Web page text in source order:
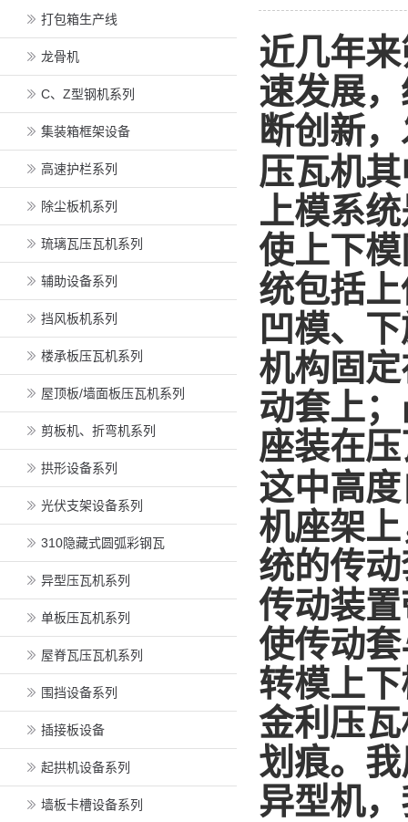
近几年
速发展
断创新
压瓦机
上模系
使上下
统包括
凹模、
机构固
动套上
座装在
这中高
机座架
统的传
传动装
使传动
转模上
金利压
划痕。
异型机
打包箱生产线
龙骨机
C、Z型钢机系列
集装箱框架设备
高速护栏系列
除尘板机系列
琉璃瓦压瓦机系列
辅助设备系列
挡风板机系列
楼承板压瓦机系列
屋顶板/墙面板压瓦机系列
剪板机、折弯机系列
拱形设备系列
光伏支架设备系列
310隐藏式圆弧彩钢瓦
异型压瓦机系列
单板压瓦机系列
屋脊瓦压瓦机系列
围挡设备系列
插接板设备
起拱机设备系列
墙板卡槽设备系列